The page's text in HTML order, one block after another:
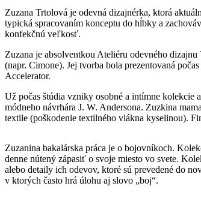
Zuzana Trtolová je odevná dizajnérka, ktorá
typická spracovaním konceptu do hĺbky a
konfekčnú veľkosť.
Zuzana je absolventkou Ateliéru odevného
(napr. Cimone). Jej tvorba bola prezentovaná
Accelerator.
Už počas štúdia vzniky osobné a intímne kolekcie
módneho návrhára J. W. Andersona. Zuzkina
textile (poškodenie textilného vlákna kyselinou).
Zuzanina bakalárska práca je o bojovníkoch.
denne nútený zápasiť o svoje miesto vo svete.
alebo detaily ich odevov, ktoré sú prevedené do
v ktorých často hrá úlohu aj slovo „boj“.